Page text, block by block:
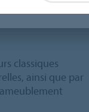
présente une
traces de doigt et
classiques
ainsi que par